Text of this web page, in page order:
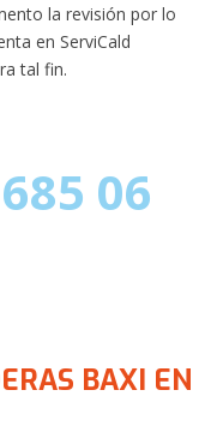
la revisión por lo
en ServiCald
tal fin.
06
BAXI EN